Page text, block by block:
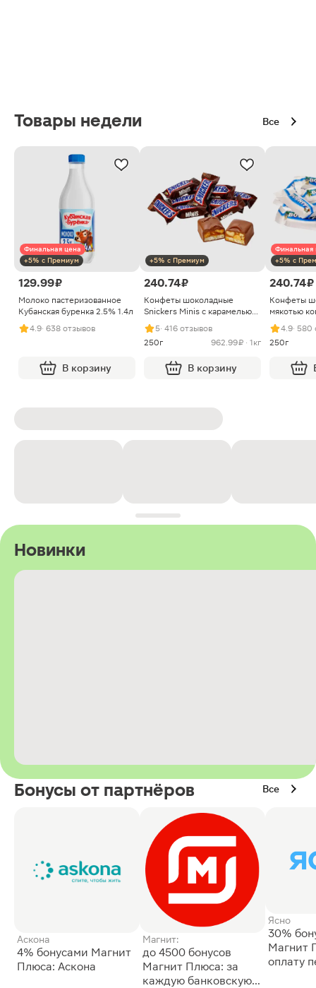
Товары недели Все
Финальная цена
+5% с Премиум
129.99 ₽
Молоко пастеризованное
Кубанская буренка 2.5% 1.4л
4.9· 638 отзывов
В корзину
+5% с Премиум
240.74 ₽
Конфеты шоколадные
Snickers Minis с карамелью
арахисом и нугой
5· 416 отзывов
250г
962.99 ₽ · 1кг
В корзину
Финальная
+5% с
240.74 ₽
Конфеты
мякотью
4.9· 580
250г
Новинки
Бонусы от партнёров Все
Аскона
4% бонусами Магнит
Плюса: Аскона
Магнит:
до 4500 бонусов
Магнит Плюса: за
каждую банковскую
Ясно
30%
Магнит
оплату